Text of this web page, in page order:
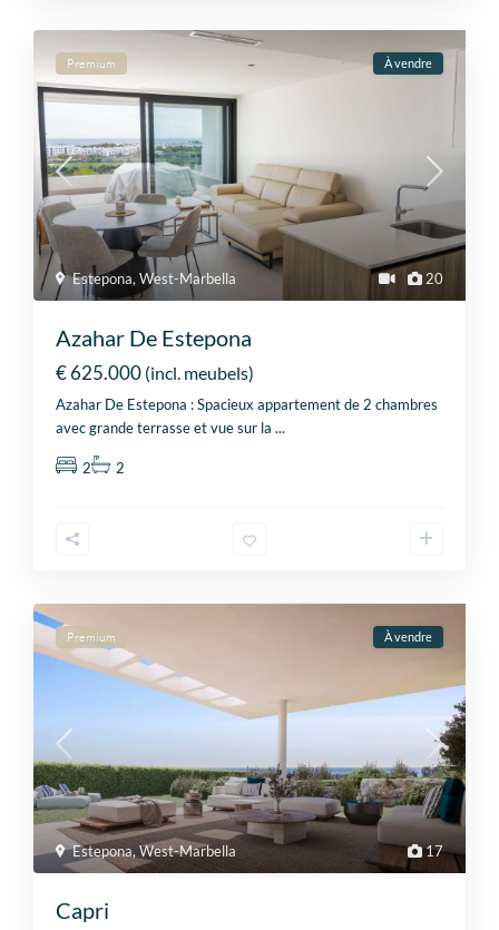
20
Estepona,West-Marbella
Premium À vendre
Azahar De Estepona
€ 625.000 (incl. meubels)
Azahar De Estepona : Spacieux appartement de 2 chambres
avec grande terrasse et vue sur la...
2 2
17
Estepona,West-Marbella
Premium À vendre
Capri